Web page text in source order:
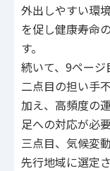
外出しやすい環
を促し健康寿命
す。
続いて、9ページ
二点目の担い手
加え、高頻度の
足への対応が必
三点目、気候変
先行地域に選定